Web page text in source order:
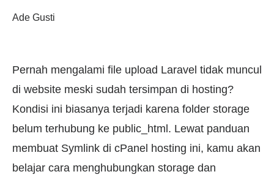
Ade Gusti
Pernah mengalami file upload Laravel tidak muncul
di website meski sudah tersimpan di hosting?
Kondisi ini biasanya terjadi karena folder storage
belum terhubung ke public_html. Lewat panduan
membuat Symlink di cPanel hosting ini, kamu akan
belajar cara menghubungkan storage dan